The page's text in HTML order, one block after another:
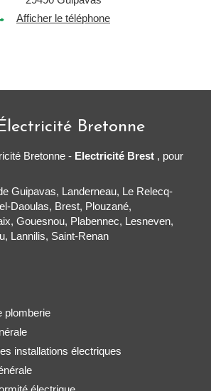
Afficher le téléphone
Bretonne
Bretonne - Electricité Brest , pour
Guipavas, Landerneau, Le Relecq-
Daoulas, Brest, Plouzané,
Gouesnou, Plabennec, Lesneven,
Lannilis, Saint-Renan
plomberie
installations électriques